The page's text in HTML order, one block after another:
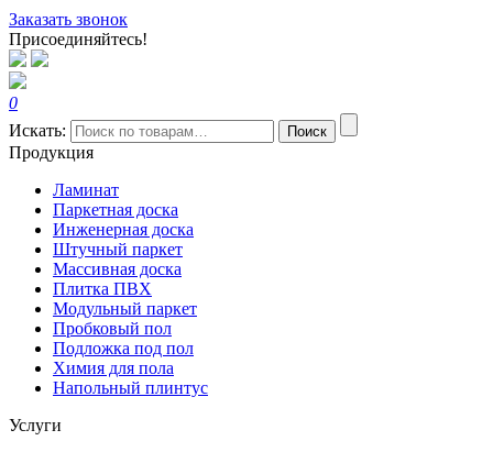
Заказать звонок
Присоединяйтесь!
0
Искать:
Поиск
Продукция
Ламинат
Паркетная доска
Инженерная доска
Штучный паркет
Массивная доска
Плитка ПВХ
Модульный паркет
Пробковый пол
Подложка под пол
Химия для пола
Напольный плинтус
Услуги